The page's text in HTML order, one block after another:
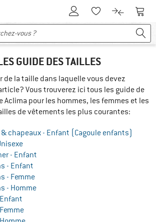
Vers le compte client
Vers la liste
Vers le
GUIDE DES TAILLES
de la taille dans laquelle vous devez
Vous trouverez ici tous les guide de
Aclima pour les hommes, les femmes et les
de vêtements les plus courantes:
chapeaux - Enfant (Cagoule enfants)
- Enfant
- Enfant
- Femme
- Homme